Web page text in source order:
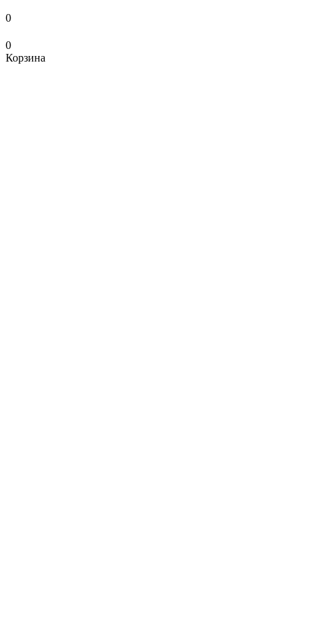
0
0
Корзина